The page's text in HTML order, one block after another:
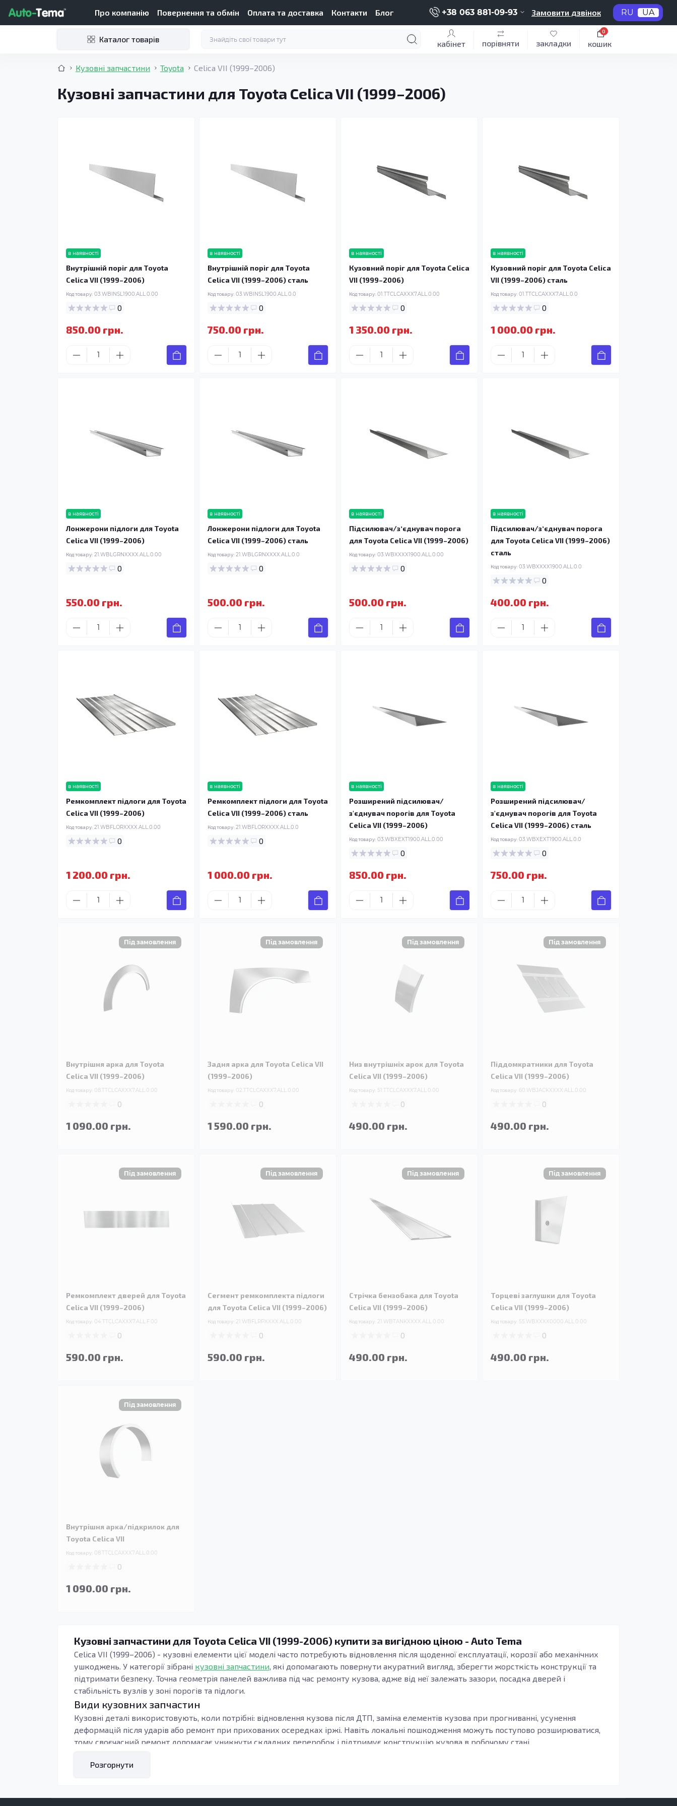
Про компанію Повернення та обмін Оплата та доставка Контакти Блог +38 063 881-09-93 Замовити дзвінок RU UA
Каталог товарів кабінет порівняти закладки кошик
0
Кузовні запчастини Toyota Celica VII (1999–2006)
Кузовні запчастини для Toyota Celica VII (1999–2006)
в наявності
Внутрішній поріг для Toyota
Celica VII (1999–2006)
Код товару: 03.WBINSL1900.ALL.0.00
0
850.00 грн.
в наявності
Внутрішній поріг для Toyota
Celica VII (1999–2006) сталь
Код товару: 03.WBINSL1900.ALL.0.0
0
750.00 грн.
в наявності
Кузовний поріг для Toyota Celica
VII (1999–2006)
Код товару: 01.TTCLCAXXX7.ALL.0.00
0
1 350.00 грн.
в наявності
Кузовний поріг для Toyota Celica
VII (1999–2006) сталь
Код товару: 01.TTCLCAXXX7.ALL.0.0
0
1 000.00 грн.
в наявності
Лонжерони підлоги для Toyota
Celica VII (1999–2006)
Код товару: 21.WBLGRNXXXX.ALL.0.00
0
550.00 грн.
в наявності
Лонжерони підлоги для Toyota
Celica VII (1999–2006) сталь
Код товару: 21.WBLGRNXXXX.ALL.0.0
0
500.00 грн.
в наявності
Підсилювач/зʼєднувач порога
для Toyota Celica VII (1999–2006)
Код товару: 03.WBXXXX1900.ALL.0.00
0
500.00 грн.
в наявності
Підсилювач/зʼєднувач порога
для Toyota Celica VII (1999–2006)
сталь
Код товару: 03.WBXXXX1900.ALL.0.0
0
400.00 грн.
в наявності
Ремкомплект підлоги для Toyota
Celica VII (1999–2006)
Код товару: 21.WBFLORXXXX.ALL.0.00
0
1 200.00 грн.
в наявності
Ремкомплект підлоги для Toyota
Celica VII (1999–2006) сталь
Код товару: 21.WBFLORXXXX.ALL.0.0
0
1 000.00 грн.
в наявності
Розширений підсилювач/
з'єднувач порогів для Toyota
Celica VII (1999–2006)
Код товару: 03.WBXEXT1900.ALL.0.00
0
850.00 грн.
в наявності
Розширений підсилювач/
з'єднувач порогів для Toyota
Celica VII (1999–2006) сталь
Код товару: 03.WBXEXT1900.ALL.0.0
0
750.00 грн.
Внутрішня арка для Toyota
Celica VII (1999–2006)
Код товару: 08.TTCLCAXXX7.ALL.0.00
0
1 090.00 грн.
Задня арка для Toyota Celica VII
(1999–2006)
Код товару: 02.TTCLCAXXX7.ALL.0.00
0
1 590.00 грн.
Низ внутрішніх арок для Toyota
Celica VII (1999–2006)
Код товару: 51.TTCLCAXXX7.ALL.0.00
0
490.00 грн.
Піддомкратники для Toyota
Celica VII (1999–2006)
Код товару: 60.WBJACKXXXX.ALL.0.00
0
490.00 грн.
Ремкомплект дверей для Toyota
Celica VII (1999–2006)
Код товару: 04.TTCLCAXXX7.ALL.F.00
0
590.00 грн.
Сегмент ремкомплекта підлоги
для Toyota Celica VII (1999–2006)
Код товару: 21.WBFLRPXXXX.ALL.0.00
0
590.00 грн.
Стрічка бензобака для Toyota
Celica VII (1999–2006)
Код товару: 21.WBTANKXXXX.ALL.0.00
0
490.00 грн.
Торцеві заглушки для Toyota
Celica VII (1999–2006)
Код товару: 55.WBXXXX0000.ALL.0.00
0
490.00 грн.
Внутрішня арка/підкрилок для
Toyota Celica VII
Код товару: 08.TTCLCAXXX7.ALL.0.00
0
1 090.00 грн.
Кузовні запчастини для Toyota Celica VII (1999-2006) купити за вигідною ціною - Auto Tema
Celica VII (1999–2006) - кузовні елементи цієї моделі часто потребують відновлення після щоденної експлуатації, корозії або механічних
ушкоджень. У категорії зібрані кузовні запчастини, які допомагають повернути акуратний вигляд, зберегти жорсткість конструкції та
підтримати безпеку. Точна геометрія панелей важлива під час ремонту кузова, адже від неї залежать зазори, посадка дверей і
стабільність вузлів у зоні порогів та підлоги.
Види кузовних запчастин
Кузовні деталі використовують, коли потрібні: відновлення кузова після ДТП, заміна елементів кузова при прогниванні, усунення
деформацій після ударів або ремонт при прихованих осередках іржі. Навіть локальні пошкодження можуть поступово розширюватися,
тому своєчасний ремонт допомагає уникнути складних переробок і підтримує конструкцію кузова в робочому стані.
Під час підбору орієнтуються на тип кузова, модифікацію та місце встановлення елемента. Важливо, щоб деталь повторювала заводські
Кому підходять ці запчастини
Розгорнути